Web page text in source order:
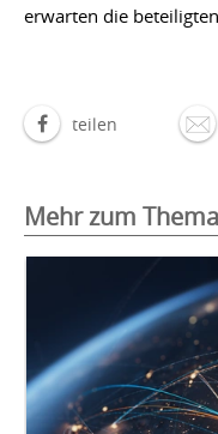
erwarten die
teilen
Mehr zum Thema